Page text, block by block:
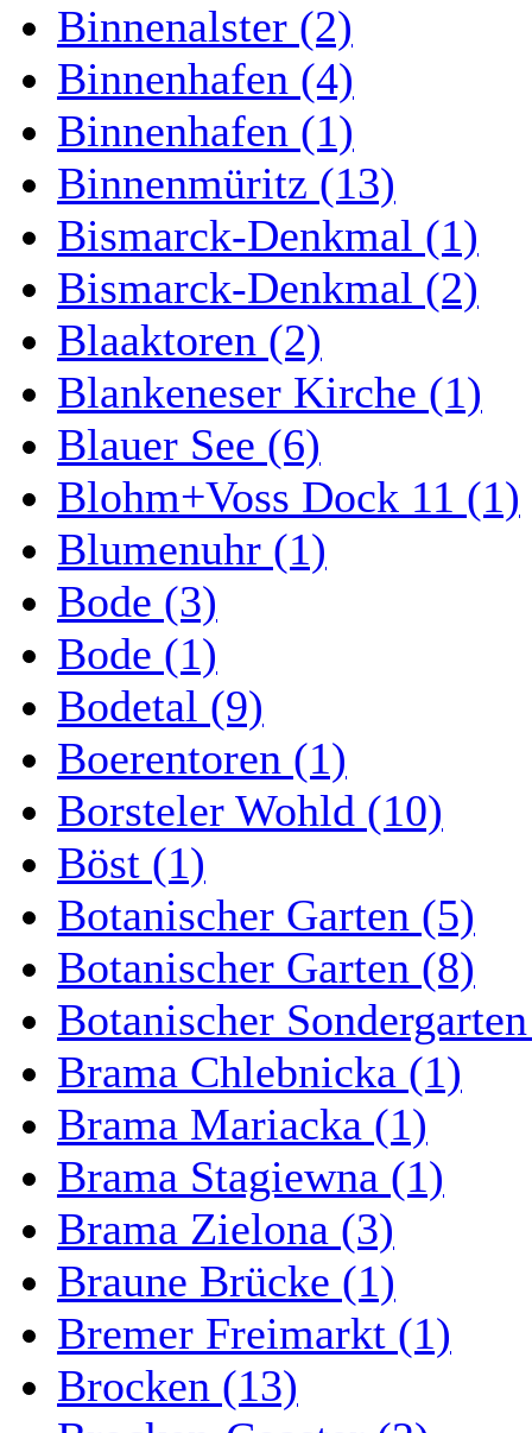
Binnenalster (2)
Binnenhafen (4)
Binnenhafen (1)
Binnenmüritz (13)
Bismarck-Denkmal (1)
Bismarck-Denkmal (2)
Blaaktoren (2)
Blankeneser Kirche (1)
Blauer See (6)
Blohm+Voss Dock 11 (1)
Blumenuhr (1)
Bode (3)
Bode (1)
Bodetal (9)
Boerentoren (1)
Borsteler Wohld (10)
Böst (1)
Botanischer Garten (5)
Botanischer Garten (8)
Botanischer
Brama Chlebnicka (1)
Brama Mariacka (1)
Brama Stagiewna (1)
Brama Zielona (3)
Braune Brücke (1)
Bremer Freimarkt (1)
Brocken (13)